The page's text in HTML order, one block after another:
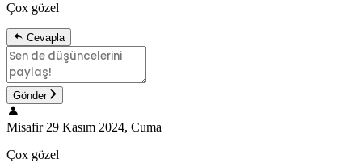
Çox gözel
Cevapla
Gönder
Misafir 29 Kasım 2024, Cuma
Çox gözel